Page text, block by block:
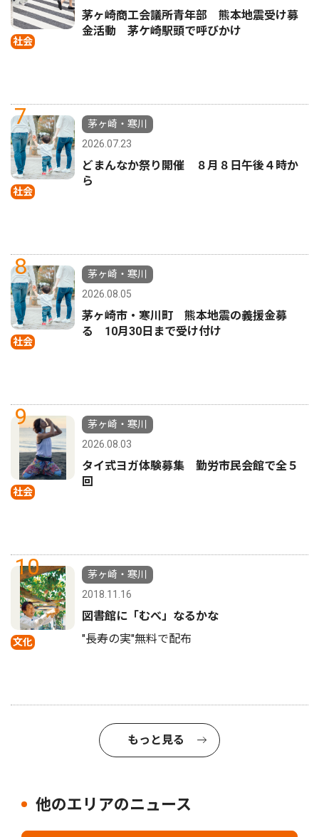
社会
茅ヶ崎商工会議所青年部 熊本地震受け募
金活動 茅ケ崎駅頭で呼びかけ
7
社会
茅ヶ崎・寒川
2026.07.23
どまんなか祭り開催 ８月８日午後４時か
ら
8
社会
茅ヶ崎・寒川
2026.08.05
茅ヶ崎市・寒川町 熊本地震の義援金募
る 10月30日まで受け付け
9
社会
茅ヶ崎・寒川
2026.08.03
タイ式ヨガ体験募集 勤労市民会館で全５
回
10
文化
茅ヶ崎・寒川
2018.11.16
図書館に「むべ」なるかな
"長寿の実"無料で配布
もっと見る
他のエリアのニュース